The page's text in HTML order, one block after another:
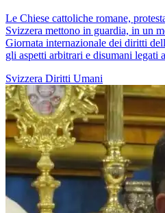
Le Chiese cattoliche romane,
Svizzera mettono in guardia, in un
Giornata internazionale dei diritti
gli aspetti arbitrari e disumani legati
Svizzera Diritti Umani